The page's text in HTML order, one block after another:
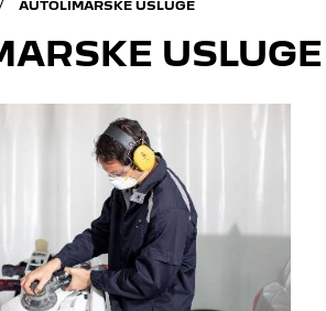
AUTOLIMARSKE USLUGE
USLUGE